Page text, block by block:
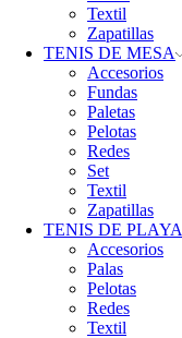
Textil
Zapatillas
TENIS DE MESA
Accesorios
Fundas
Paletas
Pelotas
Redes
Set
Textil
Zapatillas
TENIS DE PLAYA
Accesorios
Palas
Pelotas
Redes
Textil